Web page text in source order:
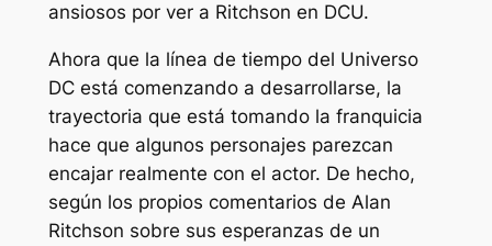
ansiosos por ver a Ritchson en DCU.
Ahora que la línea de tiempo del Universo
DC está comenzando a desarrollarse, la
trayectoria que está tomando la franquicia
hace que algunos personajes parezcan
encajar realmente con el actor. De hecho,
según los propios comentarios de Alan
Ritchson sobre sus esperanzas de un